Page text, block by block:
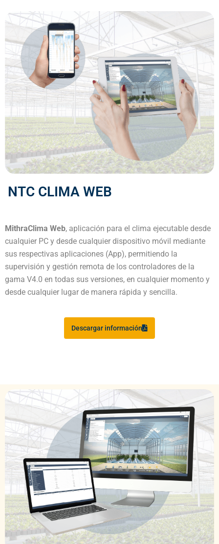
NTC CLIMA WEB
MithraClima Web, aplicación para el clima ejecutable desde
cualquier PC y desde cualquier dispositivo móvil mediante
sus respectivas aplicaciones (App), permitiendo la
supervisión y gestión remota de los controladores de la
gama V4.0 en todas sus versiones, en cualquier momento y
desde cualquier lugar de manera rápida y sencilla.
Descargar información